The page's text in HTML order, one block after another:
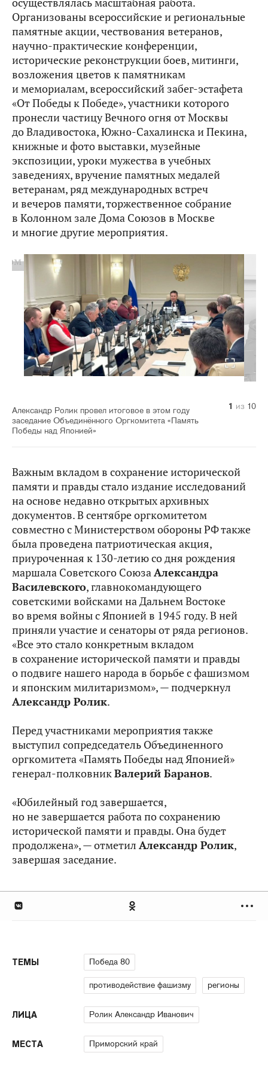
Организованы всероссийские и региональные
памятные акции, чествования ветеранов,
научно-практические конференции,
исторические реконструкции боев, митинги,
возложения цветов к памятникам
и мемориалам, всероссийский забег-эстафета
«От Победы к Победе», участники которого
пронесли частицу Вечного огня от Москвы
до Владивостока, Южно-Сахалинска и Пекина,
книжные и фото выставки, музейные
экспозиции, уроки мужества в учебных
заведениях, вручение памятных медалей
ветеранам, ряд международных встреч
и вечеров памяти, торжественное собрание
в Колонном зале Дома Союзов в Москве
и многие другие мероприятия.
Александр Ролик провел итоговое в этом году
заседание Объединённого Оргкомитета «Память
Победы над Японией»
1 из 10
2 из 10
3 из 10
4 из 10
5 из 10
6 из 10
7 из 10
8 из 10
9 из 10
10 из 10
Важным вкладом в сохранение исторической
памяти и правды стало издание исследований
на основе недавно открытых архивных
документов. В сентябре оргкомитетом
совместно с Министерством обороны РФ также
была проведена патриотическая акция,
приуроченная к 130-летию со дня рождения
маршала Советского СоюзаАлександра
Василевского, главнокомандующего
советскими войсками на Дальнем Востоке
во время войны с Японией в 1945 году. В ней
приняли участие и сенаторы от ряда регионов.
«Все это стало конкретным вкладом
в сохранение исторической памяти и правды
о подвиге нашего народа в борьбе с фашизмом
и японским милитаризмом», — подчеркнул
Александр Ролик.
Перед участниками мероприятия также
выступил сопредседатель Объединенного
оргкомитета «Память Победы над Японией»
генерал-полковникВалерий Баранов.
«Юбилейный год завершается,
но не завершается работа по сохранению
исторической памяти и правды. Она будет
продолжена», — отметил Александр Ролик,
завершая заседание.
ТЕМЫ Победа 80
противодействие фашизму регионы
ЛИЦА Ролик Александр Иванович
МЕСТА Приморский край